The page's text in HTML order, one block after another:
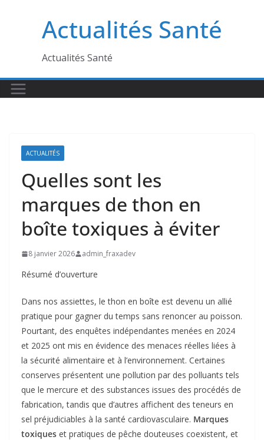
Actualités Santé
Actualités Santé
ACTUALITÉS
Quelles sont les
marques de thon en
boîte toxiques à éviter
8 janvier 2026 admin_fraxadev
Résumé d’ouverture
Dans nos assiettes, le thon en boîte est devenu un allié
pratique pour gagner du temps sans renoncer au poisson.
Pourtant, des enquêtes indépendantes menées en 2024
et 2025 ont mis en évidence des menaces réelles liées à
la sécurité alimentaire et à l’environnement. Certaines
conserves présentent une pollution par des polluants tels
que le mercure et des substances issues des procédés de
fabrication, tandis que d’autres affichent des teneurs en
sel préjudiciables à la santé cardiovasculaire. Marques
toxiques et pratiques de pêche douteuses coexistent, et